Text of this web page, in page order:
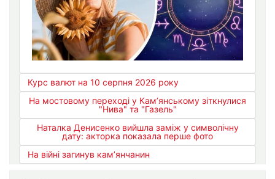
Курс валют на 10 серпня 2026 року
На мостовому переході у Кам’янському зіткнулися
"Нива" та "Газель"
Наталка Денисенко вийшла заміж у символічну
дату: акторка показала перше фото
На війні загинув кам’янчанин